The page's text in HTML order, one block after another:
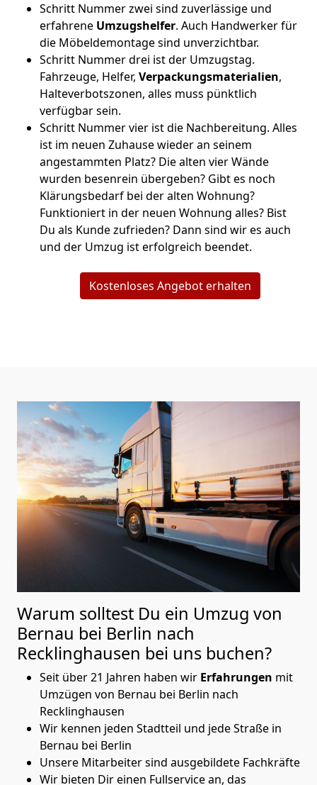
Schritt Nummer zwei sind zuverlässige und
erfahrene Umzugshelfer. Auch Handwerker für
die Möbeldemontage sind unverzichtbar.
Schritt Nummer drei ist der Umzugstag.
Fahrzeuge, Helfer, Verpackungsmaterialien,
Halteverbotszonen, alles muss pünktlich
verfügbar sein.
Schritt Nummer vier ist die Nachbereitung. Alles
ist im neuen Zuhause wieder an seinem
angestammten Platz? Die alten vier Wände
wurden besenrein übergeben? Gibt es noch
Klärungsbedarf bei der alten Wohnung?
Funktioniert in der neuen Wohnung alles? Bist
Du als Kunde zufrieden? Dann sind wir es auch
und der Umzug ist erfolgreich beendet.
Kostenloses Angebot erhalten
Warum solltest Du ein Umzug von
Bernau bei Berlin nach
Recklinghausen bei uns buchen?
Seit über 21 Jahren haben wir Erfahrungen mit
Umzügen von Bernau bei Berlin nach
Recklinghausen
Wir kennen jeden Stadtteil und jede Straße in
Bernau bei Berlin
Unsere Mitarbeiter sind ausgebildete Fachkräfte
Wir bieten Dir einen Fullservice an, das